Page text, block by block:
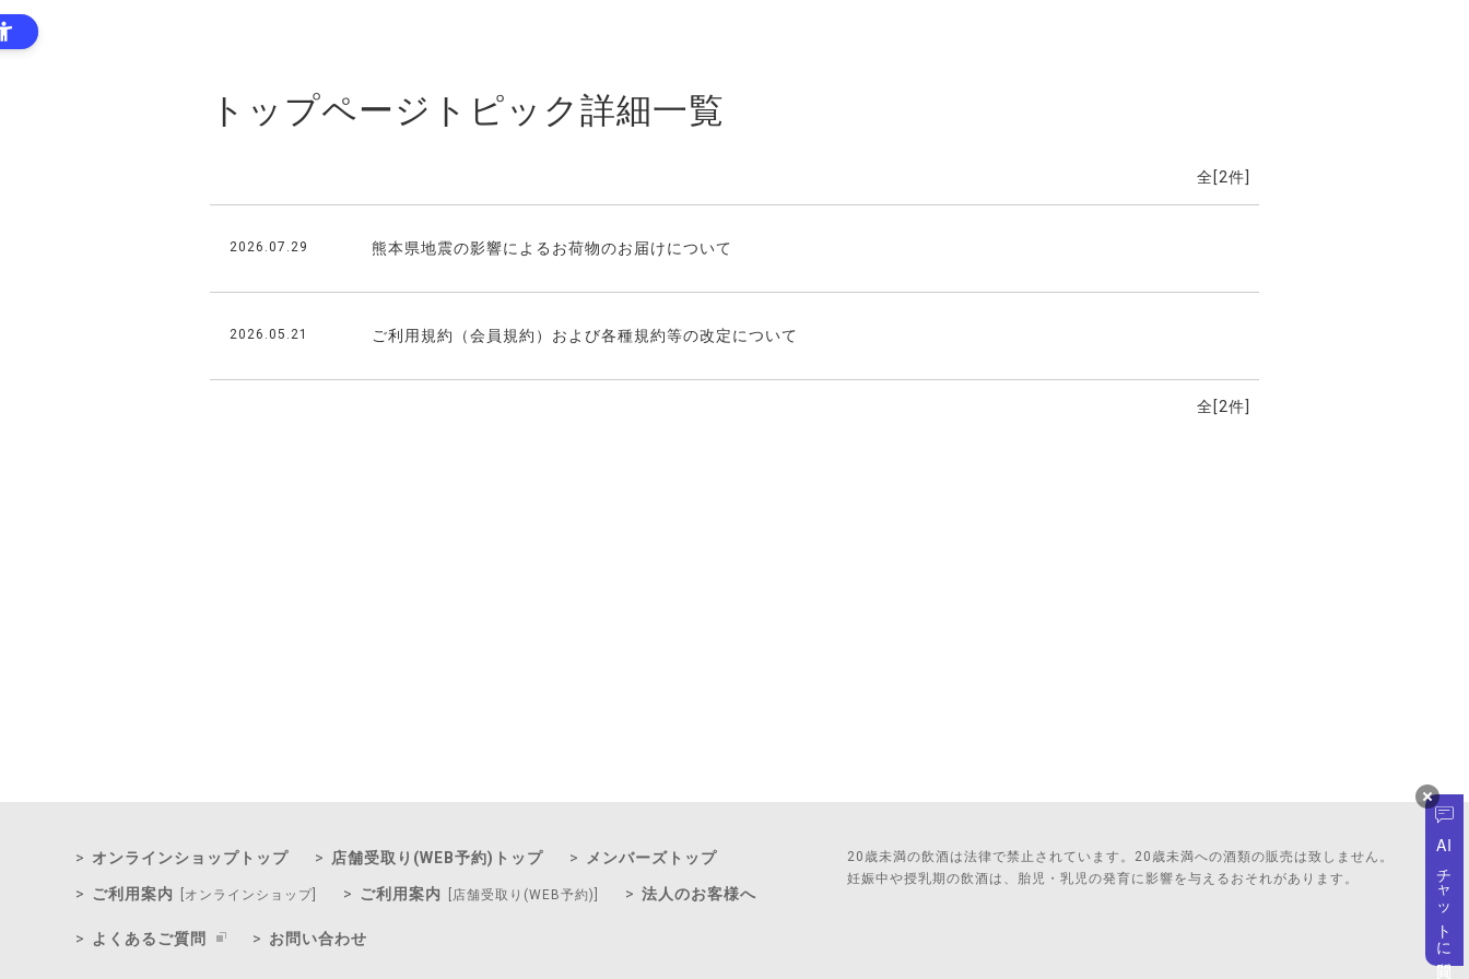
トップページトピック詳細一覧
全[2件]
2026.07.29 熊本県地震の影響によるお荷物のお届けについて
2026.05.21 ご利用規約（会員規約）および各種規約等の改定について
全[2件]
20歳未満の飲酒は法律で禁止されています。20歳未満への酒類の販売は致しません。
妊娠中や授乳期の飲酒は、胎児・乳児の発育に影響を与えるおそれがあります。
オンラインショップトップ 店舗受取り(WEB予約)トップ メンバーズトップ
ご利用案内 [オンラインショップ] ご利用案内 [店舗受取り(WEB予約)] 法人のお客様へ
よくあるご質問 お問い合わせ
AI
チャットに質問